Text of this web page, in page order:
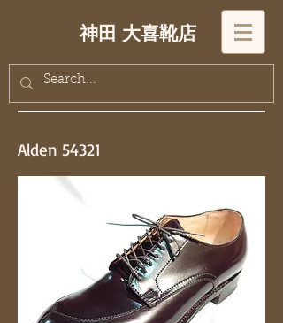
神田 大喜靴店
Alden 54321